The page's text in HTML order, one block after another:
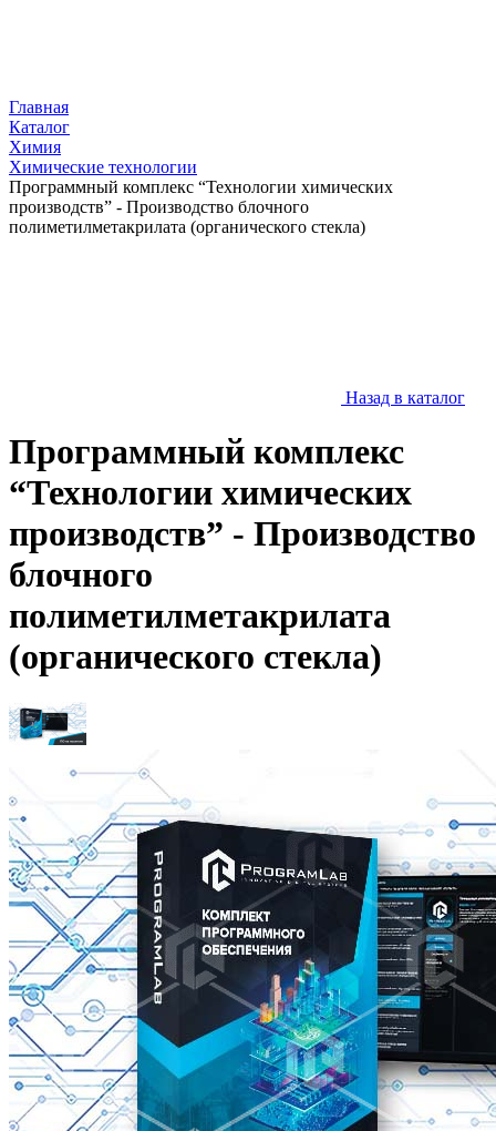
Главная
Каталог
Химия
Химические технологии
Программный комплекс “Технологии химических
производств” - Производство блочного
полиметилметакрилата (органического стекла)
Назад в каталог
Программный комплекс
“Технологии химических
производств” - Производство
блочного
полиметилметакрилата
(органического стекла)